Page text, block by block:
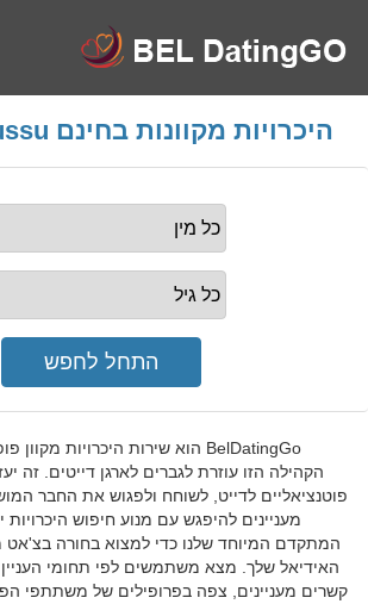
היכרויות מקוונות בחינם Boussu, בלגיה
הקהילה הזו עוזרת לגברים לארגן דייטים. זה
פוטנציאליים לדייט, לשוחח ולפגוש את החבר
מעניינים להיפגש עם מנוע חיפוש
המתקדם המיוחד שלנו כדי למצוא בחורה בצ'אט
האידיאל שלך. מצא משתמשים לפי תחומי
קשרים מעניינים, צפה בפרופילים של משתתפי